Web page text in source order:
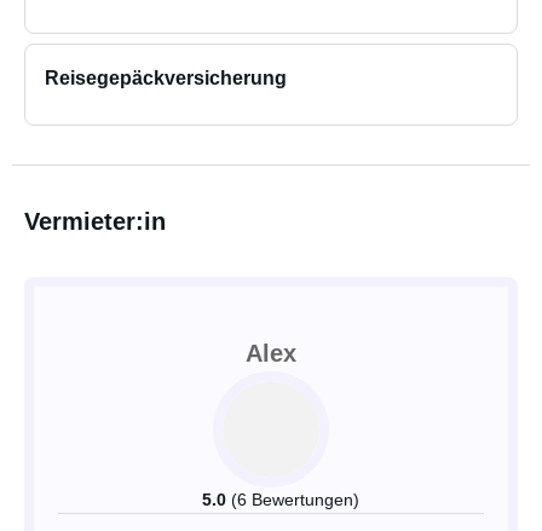
Reisegepäckversicherung
Vermieter:in
Alex
5.0 (6 Bewertungen)